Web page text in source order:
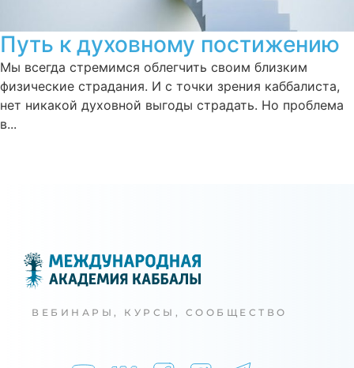
Путь к духовному постижению
Мы всегда стремимся облегчить своим близким
физические страдания. И с точки зрения каббалиста,
нет никакой духовной выгоды страдать. Но проблема
в...
ВЕБИНАРЫ, КУРСЫ, СООБЩЕСТВО